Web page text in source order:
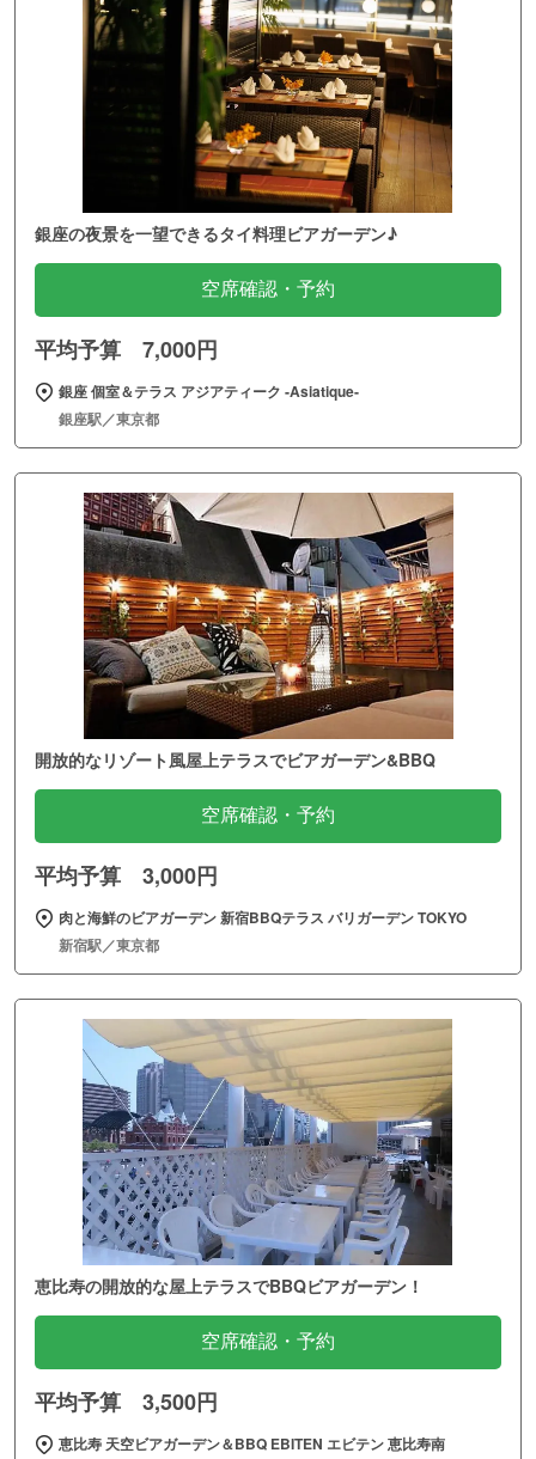
銀座の夜景を一望できるタイ料理ビアガーデン♪
空席確認・予約
平均予算 7,000円
銀座 個室＆テラス アジアティーク ‐Asiatique‐
銀座駅／東京都
開放的なリゾート風屋上テラスでビアガーデン&BBQ
空席確認・予約
平均予算 3,000円
肉と海鮮のビアガーデン 新宿BBQテラス バリガーデン TOKYO
新宿駅／東京都
恵比寿の開放的な屋上テラスでBBQビアガーデン！
空席確認・予約
平均予算 3,500円
恵比寿 天空ビアガーデン＆BBQ EBITEN エビテン 恵比寿南